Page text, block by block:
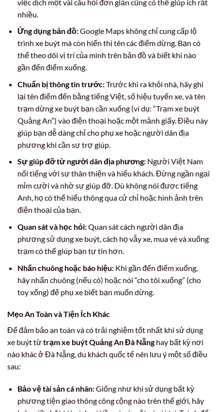
việc dịch một vài câu hỏi đơn giản cũng có thể giúp ích rất
nhiều.
Ứng dụng bản đồ:Google Maps không chỉ cung cấp lộ
trình xe buýt mà còn hiển thị tên các điểm dừng. Bạn có
thể theo dõi vị trí của mình trên bản đồ và biết khi nào
gần đến điểm xuống.
Chuẩn bị thông tin trước:Trước khi ra khỏi nhà, hãy ghi
lại tên điểm đến bằng tiếng Việt, số hiệu tuyến xe, và tên
trạm dừng xe buýt bạn cần xuống (ví dụ: “Trạm xe buýt
Quảng An”) vào điện thoại hoặc một mảnh giấy. Điều này
giúp bạn dễ dàng chỉ cho phụ xe hoặc người dân địa
phương khi cần sự trợ giúp.
Sự giúp đỡ từ người dân địa phương:Người Việt Nam
nổi tiếng với sự thân thiện và hiếu khách. Đừng ngần ngại
mỉm cười và nhờ sự giúp đỡ. Dù không nói được tiếng
Anh, họ có thể hiểu thông qua cử chỉ hoặc hình ảnh trên
điện thoại của bạn.
Quan sát và học hỏi:Quan sát cách người dân địa
phương sử dụng xe buýt, cách họ vẫy xe, mua vé và xuống
trạm có thể giúp bạn tự tin hơn.
Nhấn chuông hoặc báo hiệu:Khi gần đến điểm xuống,
hãy nhấn chuông (nếu có) hoặc nói “cho tôi xuống” (cho
toy xống) để phụ xe biết bạn muốn dừng.
Mẹo An Toàn và Tiện Ích Khác
Để đảm bảo an toàn và có trải nghiệm tốt nhất khi sử dụng
xe buýt từtrạm xe buýt Quảng An Đà Nẵnghay bất kỳ nơi
nào khác ở Đà Nẵng, du khách quốc tế nên lưu ý một số điều
sau:
Bảo vệ tài sản cá nhân:Giống như khi sử dụng bất kỳ
phương tiện giao thông công cộng nào trên thế giới, hãy